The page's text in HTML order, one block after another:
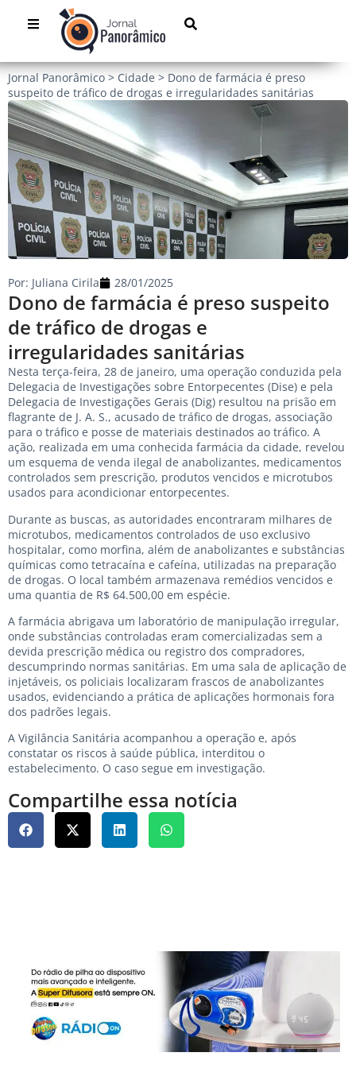
Jornal Panorâmico > Cidade > Dono de farmácia é preso
suspeito de tráfico de drogas e irregularidades sanitárias
Dono de farmácia é preso suspeito
de tráfico de drogas e
irregularidades sanitárias
Por: Juliana Cirila 28/01/2025
Nesta terça-feira, 28 de janeiro, uma operação conduzida pela
Delegacia de Investigações sobre Entorpecentes (Dise) e pela
Delegacia de Investigações Gerais (Dig) resultou na prisão em
flagrante de J. A. S., acusado de tráfico de drogas, associação
para o tráfico e posse de materiais destinados ao tráfico. A
ação, realizada em uma conhecida farmácia da cidade, revelou
um esquema de venda ilegal de anabolizantes, medicamentos
controlados sem prescrição, produtos vencidos e microtubos
usados para acondicionar entorpecentes.
Durante as buscas, as autoridades encontraram milhares de
microtubos, medicamentos controlados de uso exclusivo
hospitalar, como morfina, além de anabolizantes e substâncias
químicas como tetracaína e cafeína, utilizadas na preparação
de drogas. O local também armazenava remédios vencidos e
uma quantia de R$ 64.500,00 em espécie.
A farmácia abrigava um laboratório de manipulação irregular,
onde substâncias controladas eram comercializadas sem a
devida prescrição médica ou registro dos compradores,
descumprindo normas sanitárias. Em uma sala de aplicação de
injetáveis, os policiais localizaram frascos de anabolizantes
usados, evidenciando a prática de aplicações hormonais fora
dos padrões legais.
A Vigilância Sanitária acompanhou a operação e, após
constatar os riscos à saúde pública, interditou o
estabelecimento. O caso segue em investigação.
Compartilhe essa notícia